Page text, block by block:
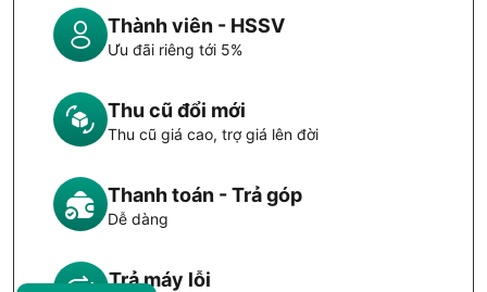
Thành viên - HSSV
Ưu đãi riêng tới 5%
Thu cũ đổi mới
Thu cũ giá cao, trợ giá lên đời
Thanh toán - Trả góp
Dễ dàng
Trả máy lỗi